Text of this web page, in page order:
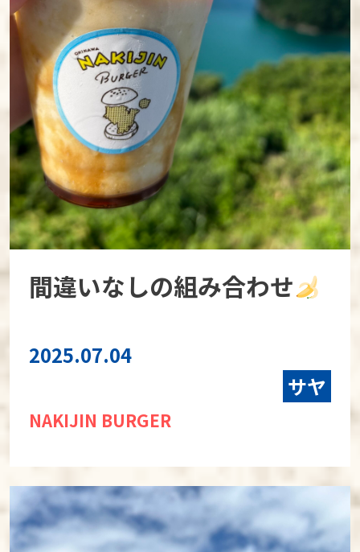
間違いなしの組み合わせ
2025.07.04
サヤ
NAKIJIN BURGER